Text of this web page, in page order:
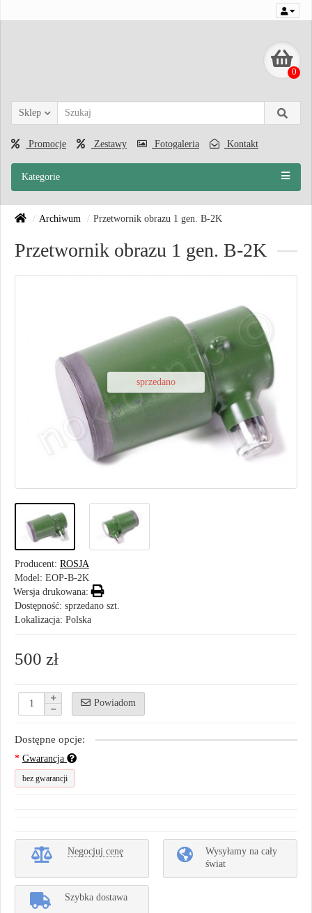
0
Sklep
Promocje Zestawy Fotogaleria Kontakt
Kategorie
Archiwum Przetwornik obrazu 1 gen. B-2K
Przetwornik obrazu 1 gen. B-2K
sprzedano
Producent: ROSJA
Model: EOP-B-2K
Wersja drukowana:
Dostępność: sprzedano szt.
Lokalizacja: Polska
500 zł
Powiadom
Dostępne opcje:
Gwarancja
bez gwarancji
Negocjuj cenę
Wysyłamy na cały
świat
Szybka dostawa